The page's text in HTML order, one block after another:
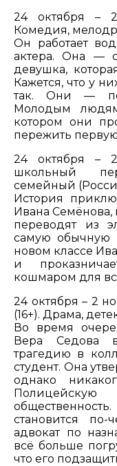
24 октября –
Комедия,
Он работает
актера. Она —
девушка,
Кажется, что у
так. Они —
Молодым
котором они
пережить
24 октября –
школьный
семейный
История
Ивана Семёнова,
переводят из
самую обычную
новом классе
и
кошмаром для
24 октября – 2
(16+). Драма,
Во время
Вера Седова
трагедию в
студент. Она
однако
Полицейскую
становится
адвокат по
всё больше
что его